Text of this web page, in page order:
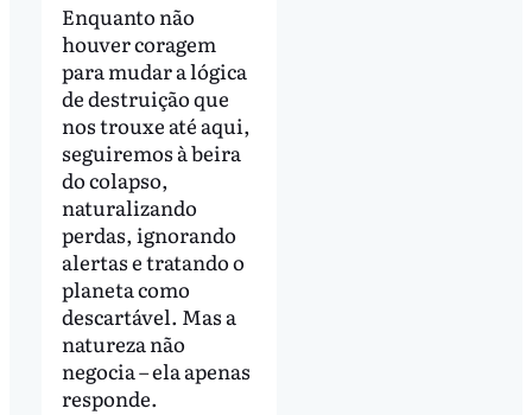
Enquanto não
houver coragem
para mudar a lógica
de destruição que
nos trouxe até aqui,
seguiremos à beira
do colapso,
naturalizando
perdas, ignorando
alertas e tratando o
planeta como
descartável. Mas a
natureza não
negocia – ela apenas
responde.